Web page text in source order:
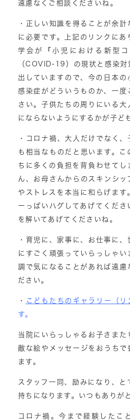
遠慮なくご相談くださいね。
・正しい知識を得ることが余
に必要です。上記のリンクに
学会が『小児における新型
（COVID-19）の現状と感染対
出していますので、今の日本の
感染症がどういうものか、一度
さい。子供たちの周りにいる大
にならないようにするかが子ど
・コロナ禍、大人だけでなく
も相当なものだと思います。こ
ちに多くの負担を背負わせてし
ん、お母さんからのスキンシ
やストレスを本当に和らげます
ーっぱいハグしてあげてくださ
を解いてあげてくださいね。
・育児に、家事に、お仕事に
にすごく頑張っていらっしゃ
調で気になることがあれば遠慮
ださい。
・ こどもたちのギャラリー（リ
す。
当院にいらっしゃるお子さまた
敵な絵やメッセージをおうちで
ます。
スタッフ一同、励みになり、
持ちになります。いつもありが
コロナ禍。今まで経験したこ